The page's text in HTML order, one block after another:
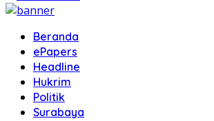
Beranda
ePapers
Headline
Hukrim
Politik
Surabaya